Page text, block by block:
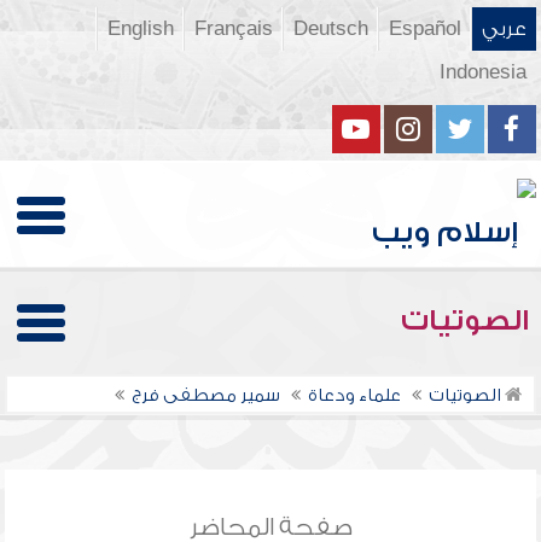
عربي Español
Deutsch
Français
English
Indonesia
الصوتيات
الصوتيات علماء ودعاة سمير مصطفى فرج
صفحة المحاضر